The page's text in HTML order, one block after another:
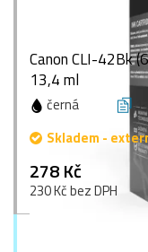
Canon CLI-42Bk
13,4 ml
černá
Skladem -
278 Kč
230 Kč bez DPH